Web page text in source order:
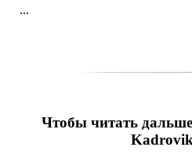
...
Чтобы читать